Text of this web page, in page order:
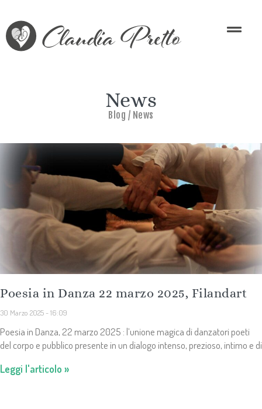
News
Blog / News
Poesia in Danza 22 marzo 2025, Filandart
30 Marzo 2025 16:09
Poesia in Danza, 22 marzo 2025 : l’unione magica di danzatori poeti
del corpo e pubblico presente in un dialogo intenso, prezioso, intimo e di
Leggi l'articolo »